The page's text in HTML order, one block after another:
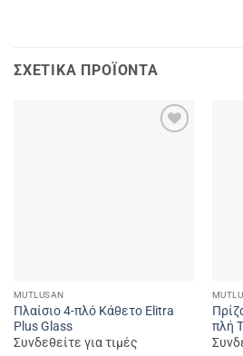
ΣΧΕΤΙΚΆ ΠΡΟΪΌΝΤΑ
MUTLUSAN
Πλαίσιο 4-πλό Κάθετο Elitra
Plus Glass
Συνδεθείτε για τιμές
πλή